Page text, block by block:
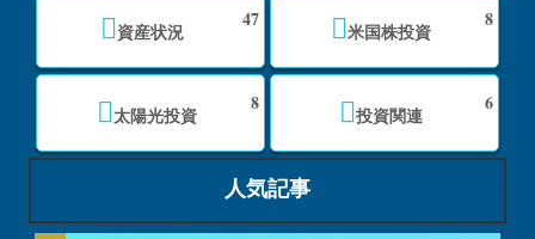
資産状況
47
米国株投資
8
太陽光投資
8
投資関連
6
人気記事